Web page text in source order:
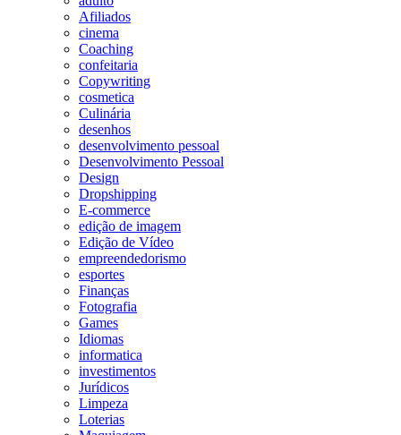
Afiliados
cinema
Coaching
confeitaria
Copywriting
cosmetica
Culinária
desenhos
desenvolvimento pessoal
Desenvolvimento Pessoal
Design
Dropshipping
E-commerce
edição de imagem
Edição de Vídeo
empreendedorismo
esportes
Finanças
Fotografia
Games
Idiomas
informatica
investimentos
Jurídicos
Limpeza
Loterias